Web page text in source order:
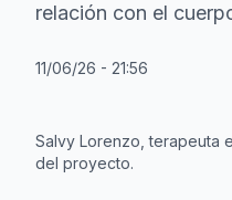
relación con el
11/06/26 - 21:56
Salvy Lorenzo, terapeuta
del proyecto.